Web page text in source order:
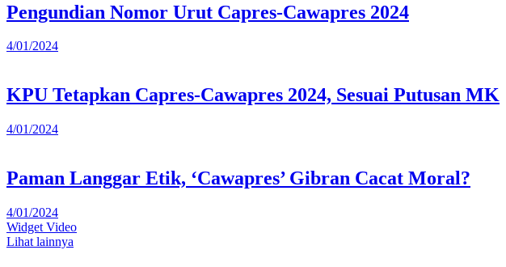
Pengundian Nomor Urut Capres-Cawapres 2024
4/01/2024
KPU Tetapkan Capres-Cawapres 2024, Sesuai Putusan MK
4/01/2024
Paman Langgar Etik, ‘Cawapres’ Gibran Cacat Moral?
4/01/2024
Widget Video
Lihat lainnya